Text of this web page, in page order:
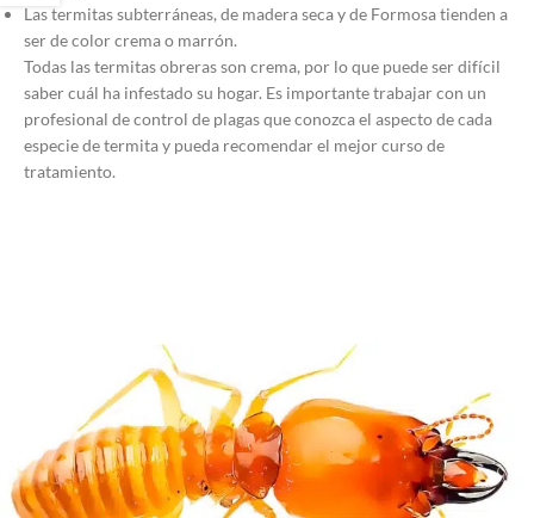
Las termitas subterráneas, de madera seca y de Formosa tienden a
ser de color crema o marrón.
Todas las termitas obreras son crema, por lo que puede ser difícil
saber cuál ha infestado su hogar. Es importante trabajar con un
profesional de control de plagas que conozca el aspecto de cada
especie de termita y pueda recomendar el mejor curso de
tratamiento.